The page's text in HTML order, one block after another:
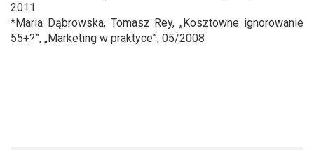
2011
*Maria Dąbrowska, Tomasz Rey, „Kosztowne ignorowanie
55+?”, „Marketing w praktyce”, 05/2008